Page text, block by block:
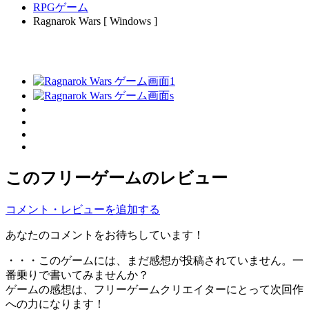
RPGゲーム
Ragnarok Wars [ Windows ]
このフリーゲームのレビュー
コメント・レビューを追加する
あなたのコメントをお待ちしています！
・・・このゲームには、まだ感想が投稿されていません。一
番乗りで書いてみませんか？
ゲームの感想は、フリーゲームクリエイターにとって次回作
への力になります！